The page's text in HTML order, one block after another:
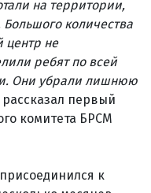
на территории,
Большого количества
центр не
ребят по всей
Они убрали лишнюю
рассказал первый
комитета БРСМ
присоединился к